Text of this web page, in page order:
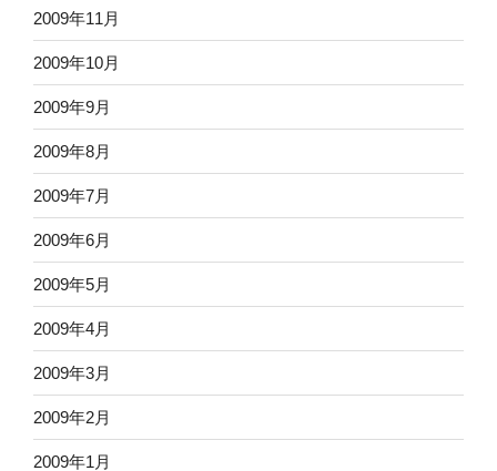
2009年11月
2009年10月
2009年9月
2009年8月
2009年7月
2009年6月
2009年5月
2009年4月
2009年3月
2009年2月
2009年1月